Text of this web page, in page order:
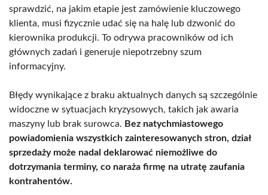
sprawdzić, na jakim etapie jest zamówienie kluczowego
klienta, musi fizycznie udać się na halę lub dzwonić do
kierownika produkcji. To odrywa pracowników od ich
głównych zadań i generuje niepotrzebny szum
informacyjny.
Błędy wynikające z braku aktualnych danych są szczególnie
widoczne w sytuacjach kryzysowych, takich jak awaria
maszyny lub brak surowca. Bez natychmiastowego
powiadomienia wszystkich zainteresowanych stron, dział
sprzedaży może nadal deklarować niemożliwe do
dotrzymania terminy, co naraża firmę na utratę zaufania
kontrahentów.